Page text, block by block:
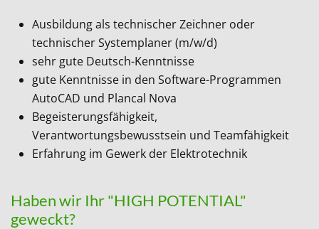
Ausbildung als technischer Zeichner oder
technischer Systemplaner (m/w/d)
sehr gute Deutsch-Kenntnisse
gute Kenntnisse in den Software-Programmen
AutoCAD und Plancal Nova
Begeisterungsfähigkeit,
Verantwortungsbewusstsein und Teamfähigkeit
Erfahrung im Gewerk der Elektrotechnik
Haben wir Ihr "HIGH POTENTIAL"
geweckt?